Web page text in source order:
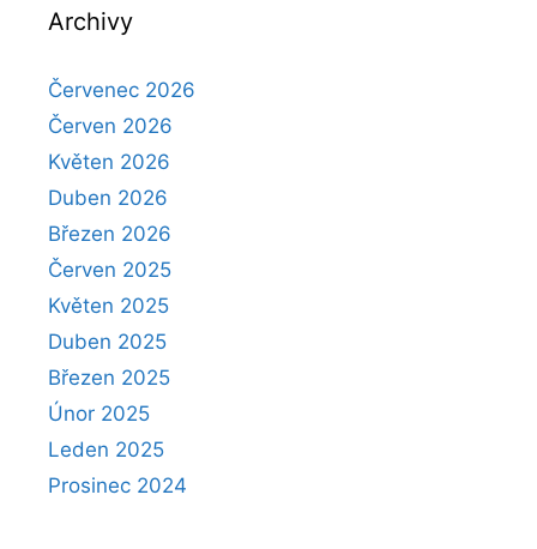
Archivy
Červenec 2026
Červen 2026
Květen 2026
Duben 2026
Březen 2026
Červen 2025
Květen 2025
Duben 2025
Březen 2025
Únor 2025
Leden 2025
Prosinec 2024